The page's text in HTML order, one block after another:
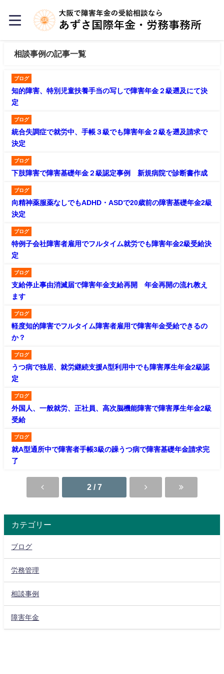
相談事例の記事一覧
ブログ
知的障害、特別児童扶養手当の写しで障害年金２級遡及にて決
定
ブログ
統合失調症で就労中、手帳３級でも障害年金２級を遡及請求で
決定
ブログ
下肢障害で障害基礎年金２級認定事例 新規病院で診断書作成
ブログ
向精神薬服薬なしでもADHD・ASDで20歳前の障害基礎年金2級
決定
ブログ
特例子会社障害者雇用でフルタイム就労でも障害年金2級受給決
定
ブログ
支給停止事由消滅届で障害年金支給再開 年金再開の流れ教え
ます
ブログ
軽度知的障害でフルタイム障害者雇用で障害年金受給できるの
か？
ブログ
うつ病で独居、就労継続支援A型利用中でも障害厚生年金2級認
定
ブログ
外国人、一般就労、正社員、高次脳機能障害で障害厚生年金2級
受給
ブログ
就A型通所中で障害者手帳3級の躁うつ病で障害基礎年金請求完
了
2 / 7
カテゴリー
ブログ
労務管理
相談事例
障害年金